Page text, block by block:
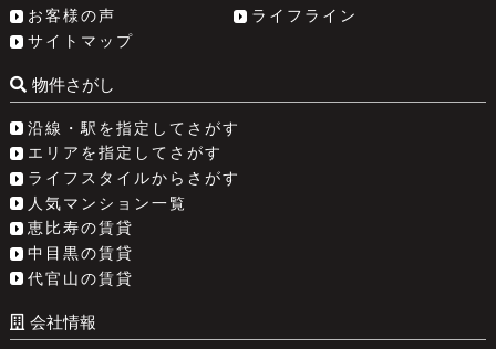
お客様の声
ライフライン
サイトマップ
物件さがし
沿線・駅を指定してさがす
エリアを指定してさがす
ライフスタイルからさがす
人気マンション一覧
恵比寿の賃貸
中目黒の賃貸
代官山の賃貸
会社情報